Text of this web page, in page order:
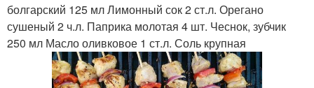
болгарский 125 мл Лимонный сок 2 ст.л. Орегано
сушеный 2 ч.л. Паприка молотая 4 шт. Чеснок, зубчик
250 мл Масло оливковое 1 ст.л. Соль крупная